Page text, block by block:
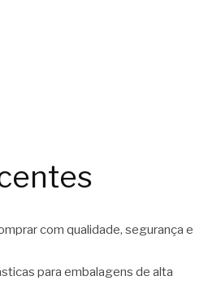
com qualidade, segurança e
para embalagens de alta